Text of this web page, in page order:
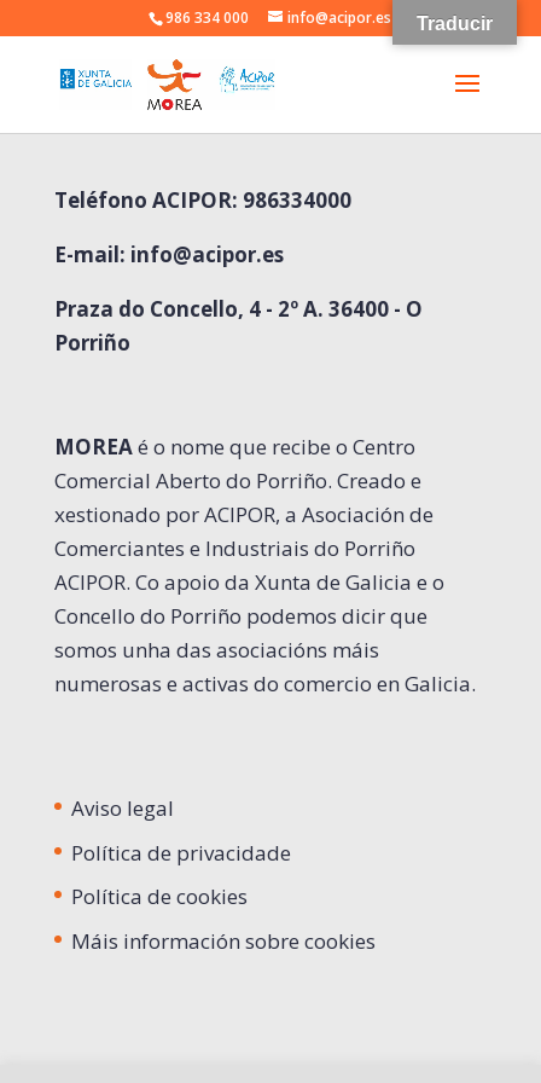
986 334 000 info@acipor.es
Teléfono ACIPOR: 986334000
E-mail: info@acipor.es
Praza do Concello, 4 - 2º A. 36400 - O
Porriño
MOREAé o nome que recibe o Centro
Comercial Aberto do Porriño. Creado e
xestionado por ACIPOR, a Asociación de
Comerciantes e Industriais do Porriño
ACIPOR. Co apoio da Xunta de Galicia e o
Concello do Porriño podemos dicir que
somos unha das asociacións máis
numerosas e activas do comercio en Galicia.
Aviso legal
Política de privacidade
Política de cookies
Máis información sobre cookies
Traducir